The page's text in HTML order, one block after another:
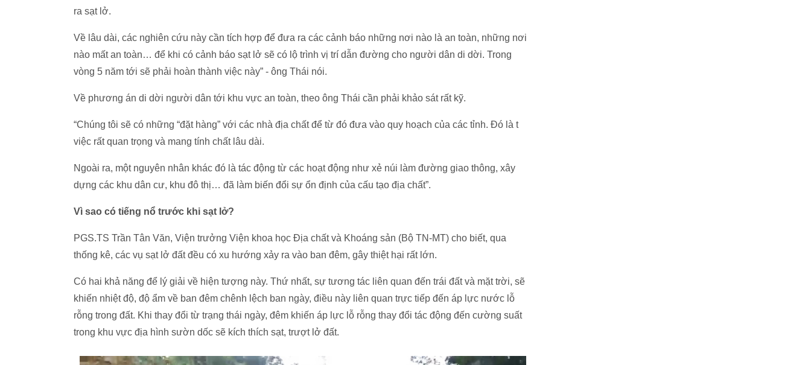
ra sạt lở.
Về lâu dài, các nghiên cứu này cần tích hợp để đưa ra các cảnh báo những nơi nào là an toàn, những nơi
nào mất an toàn… để khi có cảnh báo sạt lở sẽ có lộ trình vị trí dẫn đường cho người dân di dời. Trong
vòng 5 năm tới sẽ phải hoàn thành việc này” - ông Thái nói.
Về phương án di dời người dân tới khu vực an toàn, theo ông Thái cần phải khảo sát rất kỹ.
“Chúng tôi sẽ có những “đặt hàng” với các nhà địa chất để từ đó đưa vào quy hoạch của các tỉnh. Đó là t
việc rất quan trọng và mang tính chất lâu dài.
Ngoài ra, một nguyên nhân khác đó là tác động từ các hoạt động như xẻ núi làm đường giao thông, xây
dựng các khu dân cư, khu đô thị… đã làm biến đổi sự ổn định của cấu tạo địa chất”.
Vì sao có tiếng nổ trước khi sạt lở?
PGS.TS Trần Tân Văn, Viện trưởng Viện khoa học Địa chất và Khoáng sản (Bộ TN-MT) cho biết, qua
thống kê, các vụ sạt lở đất đều có xu hướng xảy ra vào ban đêm, gây thiệt hại rất lớn.
Có hai khả năng để lý giải về hiện tượng này. Thứ nhất, sự tương tác liên quan đến trái đất và mặt trời, sẽ
khiến nhiệt độ, độ ẩm về ban đêm chênh lệch ban ngày, điều này liên quan trực tiếp đến áp lực nước lỗ
rỗng trong đất. Khi thay đổi từ trạng thái ngày, đêm khiến áp lực lỗ rỗng thay đổi tác động đến cường suất
trong khu vực địa hình sườn dốc sẽ kích thích sạt, trượt lở đất.